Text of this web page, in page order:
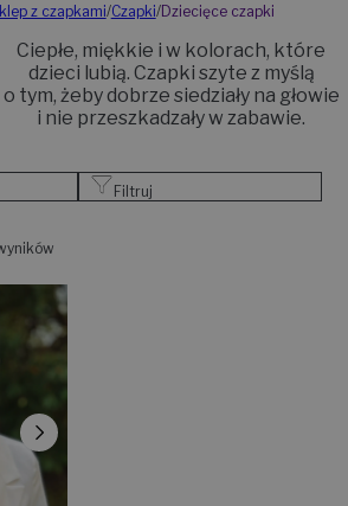
z czapkami/Czapki/Dziecięce czapki
Ciepłe, miękkie i w kolorach, które
dzieci lubią. Czapki szyte z myślą
o tym, żeby dobrze siedziały na głowie
i nie przeszkadzały w zabawie.
Filtruj